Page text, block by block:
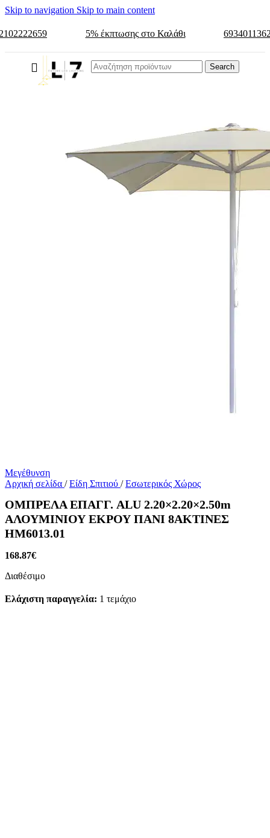
Skip to navigation Skip to main content
5% έκπτωσης στο Καλάθι
Search
Μεγέθυνση
Αρχική σελίδα / Είδη Σπιτιού / Εσωτερικός Χώρος
ΟΜΠΡΕΛΑ ΕΠΑΓΓ. ALU 2.20×2.20×2.50m
ΑΛΟΥΜΙΝΙΟΥ ΕΚΡΟΥ ΠΑΝΙ 8ΑΚΤΙΝΕΣ
HM6013.01
168.87€
Διαθέσιμο
Ελάχιστη παραγγελία: 1 τεμάχιο